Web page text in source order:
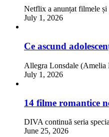
Netflix a anunțat filmele
July 1, 2026
Ce ascund
Allegra Lonsdale (Amelia
July 1, 2026
14 filme romantice
DIVA continuă seria
June 25, 2026